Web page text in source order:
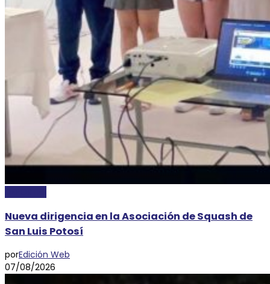
Nueva dirigencia en la Asociación de Squash de
San Luis Potosí
porEdición Web
07/08/2026